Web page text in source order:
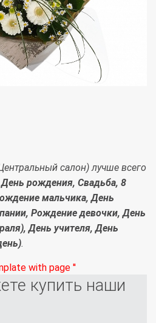
салон) лучше всего
День рождения, Свадьба, 8
мальчика, День
Рождение девочки, День
День учителя, День
.
with page ''
купить наши